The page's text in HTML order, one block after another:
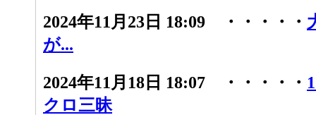
2024年11月23日 18:09 ・・・・・
が...
2024年11月18日 18:07 ・・・・・
クロ三昧